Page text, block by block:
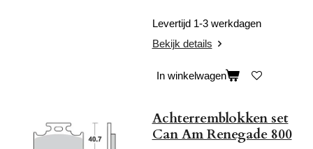
Levertijd 1-3 werkdagen
Bekijk details
In winkelwagen
Achterremblokken set
Can Am Renegade 800